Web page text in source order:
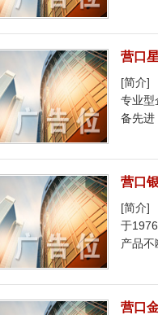
营口
[简介]
专业型
备先进
营口
[简介]
于
产品
营口